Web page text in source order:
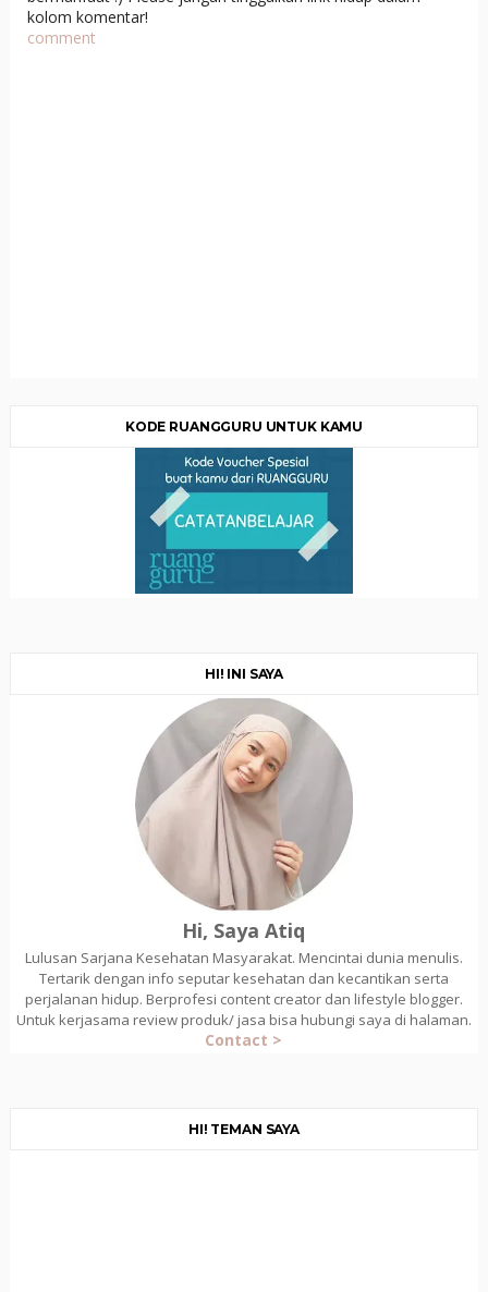
kolom komentar!
comment
KODE RUANGGURU UNTUK KAMU
HI! INI SAYA
Hi, Saya Atiq
Lulusan Sarjana Kesehatan Masyarakat. Mencintai dunia menulis.
Tertarik dengan info seputar kesehatan dan kecantikan serta
perjalanan hidup. Berprofesi content creator dan lifestyle blogger.
Untuk kerjasama review produk/ jasa bisa hubungi saya di halaman.
Contact >
HI! TEMAN SAYA